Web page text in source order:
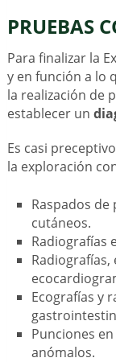
PRUEBAS
Para finalizar la
y en función a lo
la realización de
establecer un
Es casi
la exploración
Raspados
cutáneos.
Radiografías
Ecografías y
Punciones
anómalos.